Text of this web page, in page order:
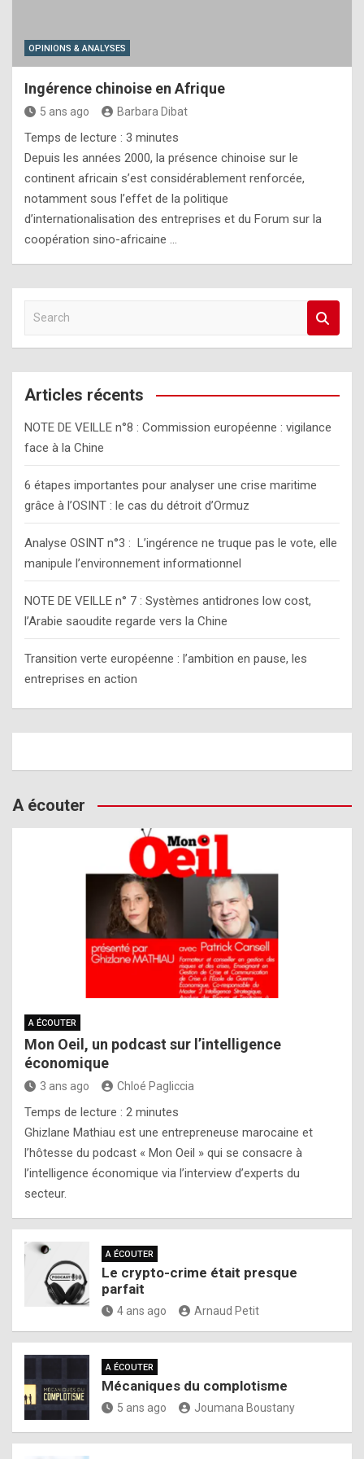
OPINIONS & ANALYSES
Ingérence chinoise en Afrique
5 ans ago Barbara Dibat
Temps de lecture : 3 minutes
Depuis les années 2000, la présence chinoise sur le
continent africain s’est considérablement renforcée,
notamment sous l’effet de la politique
d’internationalisation des entreprises et du Forum sur la
coopération sino-africaine …
a
r
c
Articles récents
NOTE DE VEILLE n°8 : Commission européenne : vigilance
face à la Chine
6 étapes importantes pour analyser une crise maritime
grâce à l’OSINT : le cas du détroit d’Ormuz
Analyse OSINT n°3 : L’ingérence ne truque pas le vote, elle
manipule l’environnement informationnel
NOTE DE VEILLE n° 7 : Systèmes antidrones low cost,
l’Arabie saoudite regarde vers la Chine
Transition verte européenne : l’ambition en pause, les
entreprises en action
A écouter
A ÉCOUTER
Mon Oeil, un podcast sur l’intelligence
économique
3 ans ago Chloé Pagliccia
Temps de lecture : 2 minutes
Ghizlane Mathiau est une entrepreneuse marocaine et
l’hôtesse du podcast « Mon Oeil » qui se consacre à
l’intelligence économique via l’interview d’experts du
secteur.
A ÉCOUTER
Le crypto-crime était presque
parfait
4 ans ago Arnaud Petit
A ÉCOUTER
Mécaniques du complotisme
5 ans ago Joumana Boustany